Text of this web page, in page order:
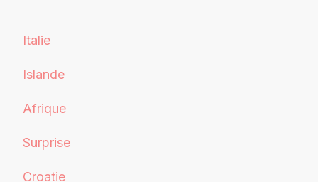
Italie
Islande
Afrique
Surprise
Croatie